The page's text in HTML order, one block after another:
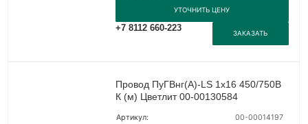
УТОЧНИТЬ ЦЕНУ
+7 8112 660-223
ЗАКАЗАТЬ
Провод ПуГВнг(А)-LS 1х16 450/750В
К (м) Цветлит 00-00130584
Артикул:
00-00014197